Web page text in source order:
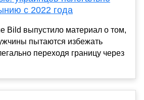
с 2022 года
Bild выпустило материал о том,
пытаются избежать
переходя границу через